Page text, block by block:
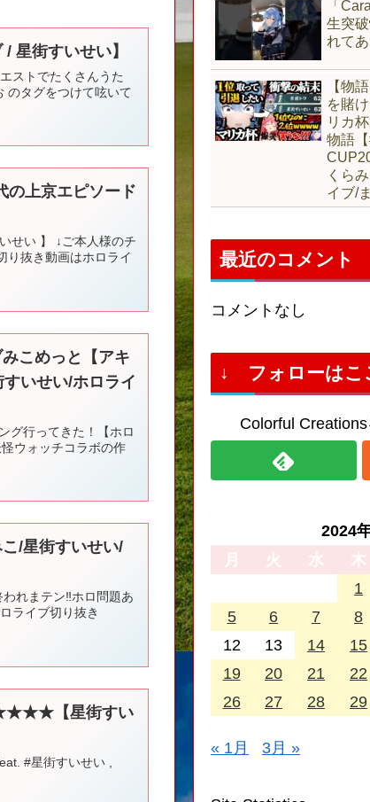
星街すいせい】
ストでたくさんうた
のタグをつけて呟いて
の上京エピソード
せい 】 ↓ご本人様のチ
り抜き動画はホロライ
こめっと【アキ
いせい/ホロライ
グ行ってきた！【ホロ
ウォッチコラボの作
/星街すいせい/
れまテン‼ホロ問題あ
ライブ切り抜き
【星街すい
#星街すいせい ,
「
生突
れて
【物
を賭
リカ
物語
くら
イブ/
最近のコメント
コメントなし
↓ フォローは
Colorful
2024
月
火 水 木
1
5
6 7 8
12
13 14 15
19
20 21 22
26
27 28 29
« 1月 3月 »